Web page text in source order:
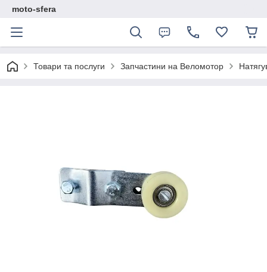
moto-sfera
Товари та послуги Запчастини на Веломотор